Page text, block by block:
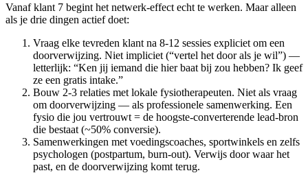
Vanaf klant 7 begint het netwerk-effect echt te werken. Maar alleen
als je drie dingen actief doet:
Vraag elke tevreden klant na 8-12 sessies expliciet om een
doorverwijzing. Niet impliciet (“vertel het door als je wil”) —
letterlijk: “Ken jij iemand die hier baat bij zou hebben? Ik geef
ze een gratis intake.”
Bouw 2-3 relaties met lokale fysiotherapeuten. Niet als vraag
om doorverwijzing — als professionele samenwerking. Een
fysio die jou vertrouwt = de hoogste-converterende lead-bron
die bestaat (~50% conversie).
Samenwerkingen met voedingscoaches, sportwinkels en zelfs
psychologen (postpartum, burn-out). Verwijs door waar het
past, en de doorverwijzing komt terug.